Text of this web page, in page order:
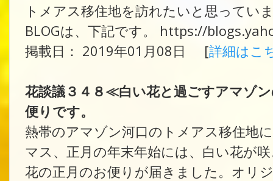
トメアス移住地を訪れたいと思ってい
BLOGは、下記です。 https://
掲載日： 2019年01月08日 [詳細はこ
花談議３４８≪白い花と過ごすアマゾ
便りです。
熱帯のアマゾン河口のトメアス移住地
マス、正月の年末年始には、白い花が
花の正月のお便りが届きました。オリ